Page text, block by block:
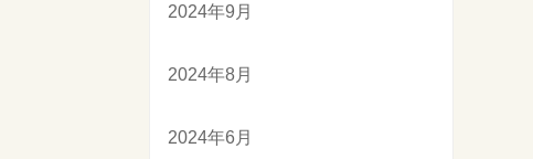
2024年9月
2024年8月
2024年6月